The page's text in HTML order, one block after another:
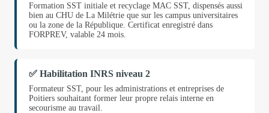
Formation SST initiale et recyclage MAC SST, dispensés aussi
bien au CHU de La Milétrie que sur les campus universitaires
ou la zone de la République. Certificat enregistré dans
FORPREV, valable 24 mois.
✅ Habilitation INRS niveau 2
Formateur SST, pour les administrations et entreprises de
Poitiers souhaitant former leur propre relais interne en
secourisme au travail.